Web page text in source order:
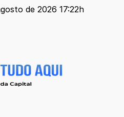
de 2026 17:22h